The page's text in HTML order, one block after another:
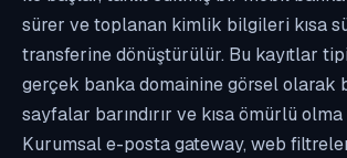
sürer ve toplanan kimlik bilgileri kısa
transferine dönüştürülür. Bu kayıtlar
gerçek banka domainine görsel olarak
sayfalar barındırır ve kısa ömürlü
Kurumsal e-posta gateway, web